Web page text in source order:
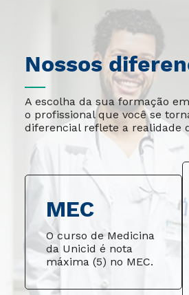
Nossos
A escolha da sua formação
o profissional que você se
diferencial reflete a realidade
MEC
O curso de Medicina
da Unicid é nota
máxima (5) no MEC.